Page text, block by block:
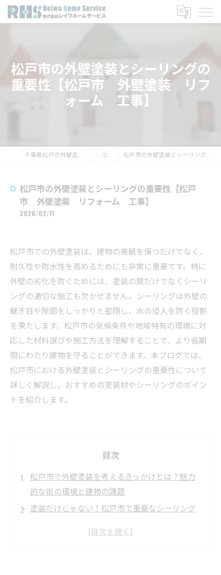
松戸市の外壁塗装とシーリングの
重要性【松戸市 外壁塗装 リフ
ォーム 工事】
コラム 松戸市の外壁塗装とシーリングの重要性【松戸市 外壁塗装 リフォーム 工事】
松戸市の外壁塗装とシーリングの重要性【松戸
市 外壁塗装 リフォーム 工事】
2026/02/11
松戸市での外壁塗装は、建物の美観を保つだけでなく、
耐久性や防水性を高めるためにも非常に重要です。特に
外壁の劣化を防ぐためには、塗装の質だけでなくシーリ
ングの適切な施工も欠かせません。シーリングは外壁の
継ぎ目や隙間をしっかりと密閉し、水の侵入を防ぐ役割
を果たします。松戸市の気候条件や地域特有の環境に対
応した材料選びや施工方法を理解することで、より長期
間にわたり建物を守ることができます。本ブログでは、
松戸市における外壁塗装とシーリングの重要性について
詳しく解説し、おすすめの塗装材やシーリングのポイン
トを紹介します。
目次
松戸市で外壁塗装を考えるきっかけとは？魅力
的な街の環境と建物の課題
塗装だけじゃない！松戸市で重要なシーリング
松戸市特有の気候に合わせた外壁塗装とシーリ